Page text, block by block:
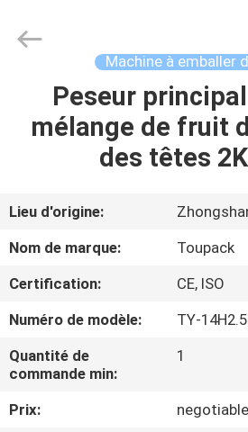
MAISON
PRODUITS
À
PROPOS
DE
VISITE
EQUIPMENT
Machine à emballer
Peseur
mélange de fruit
des têtes
Lieu d'origine:
Nom de marque:
Toupack
Certification:
CE, ISO
Numéro de modèle:
TY-
Quantité de
commande min:
1
Prix:
negotiable